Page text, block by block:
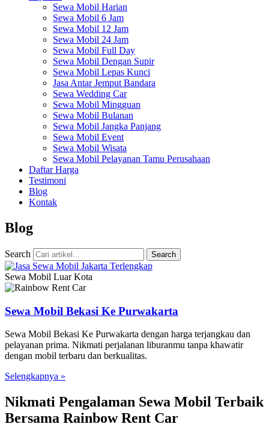
Sewa Mobil Harian
Sewa Mobil 6 Jam
Sewa Mobil 12 Jam
Sewa Mobil 24 Jam
Sewa Mobil Full Day
Sewa Mobil Dengan Supir
Sewa Mobil Lepas Kunci
Jasa Antar Jemput Bandara
Sewa Wedding Car
Sewa Mobil Mingguan
Sewa Mobil Bulanan
Sewa Mobil Jangka Panjang
Sewa Mobil Event
Sewa Mobil Wisata
Sewa Mobil Pelayanan Tamu Perusahaan
Daftar Harga
Testimoni
Blog
Kontak
Blog
Search Search
Sewa Mobil Luar Kota
Sewa Mobil Bekasi Ke Purwakarta
Sewa Mobil Bekasi Ke Purwakarta dengan harga terjangkau dan
pelayanan prima. Nikmati perjalanan liburanmu tanpa khawatir
dengan mobil terbaru dan berkualitas.
Selengkapnya »
Nikmati Pengalaman Sewa Mobil Terbaik
Bersama Rainbow Rent Car